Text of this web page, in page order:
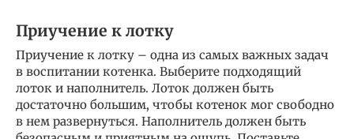
Приучение к лотку
Приучение к лотку – одна из самых важных задач
в воспитании котенка. Выберите подходящий
лоток и наполнитель. Лоток должен быть
достаточно большим, чтобы котенок мог свободно
в нем развернуться. Наполнитель должен быть